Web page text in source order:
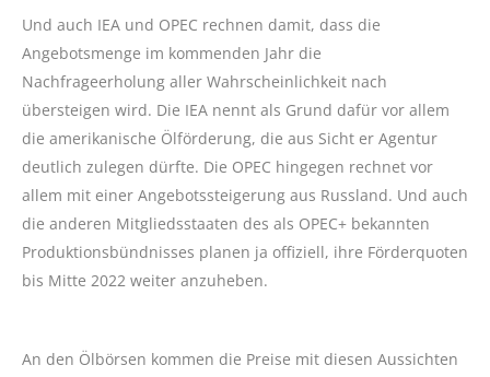
Und auch IEA und OPEC rechnen damit, dass die
Angebotsmenge im kommenden Jahr die
Nachfrageerholung aller Wahrscheinlichkeit nach
übersteigen wird. Die IEA nennt als Grund dafür vor allem
die amerikanische Ölförderung, die aus Sicht er Agentur
deutlich zulegen dürfte. Die OPEC hingegen rechnet vor
allem mit einer Angebotssteigerung aus Russland. Und auch
die anderen Mitgliedsstaaten des als OPEC+ bekannten
Produktionsbündnisses planen ja offiziell, ihre Förderquoten
bis Mitte 2022 weiter anzuheben.
An den Ölbörsen kommen die Preise mit diesen Aussichten